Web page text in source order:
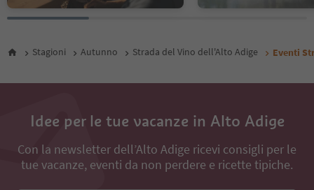
Stagioni Autunno Strada del Vino dell'Alto Adige Eventi
Idee per le tue vacanze in Alto Adige
Con la newsletter dell’Alto Adige ricevi consigli per le
tue vacanze, eventi da non perdere e ricette tipiche.